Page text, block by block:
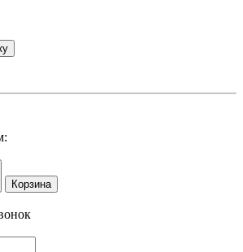
Корзина